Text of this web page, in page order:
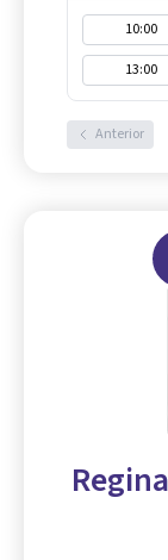
10:00
13:00
Anterior